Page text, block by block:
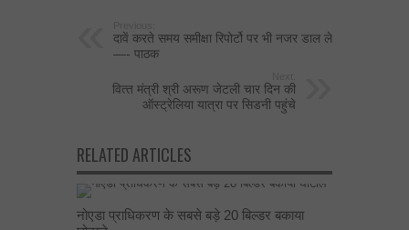
दावें करते समय समीक्षा रिपोर्टो पर भी नजर डाल ले
—- पाठक
वित्‍त मंत्री श्री अरूण जेटली चार दिन की
ऑस्‍ट्रेलिया यात्रा पर सिडनी पहुंचे
RELATED ARTICLES
नोएडा प्राधिकरण के सबसे बड़े 20 बिल्डर बकाया